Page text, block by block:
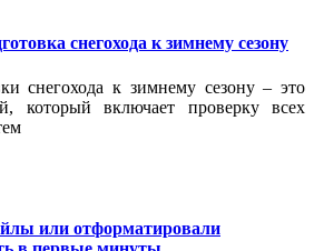
снегохода к зимнему сезону
снегохода к зимнему сезону – это
который включает проверку всех
или отформатировали